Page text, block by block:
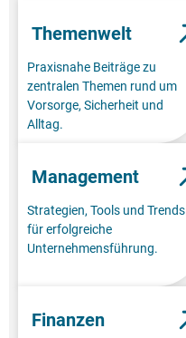
Themenwelt
Praxisnahe Beiträge zu
zentralen Themen rund um
Vorsorge, Sicherheit und
Alltag.
Management
Strategien, Tools und Trends
für erfolgreiche
Unternehmensführung.
Finanzen